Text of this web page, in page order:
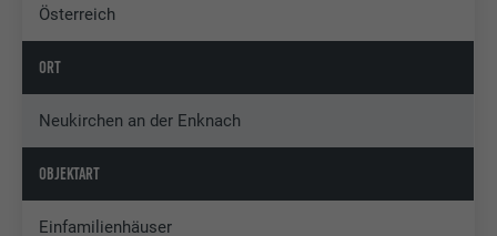
Österreich
ORT
Neukirchen an der Enknach
OBJEKTART
Einfamilienhäuser